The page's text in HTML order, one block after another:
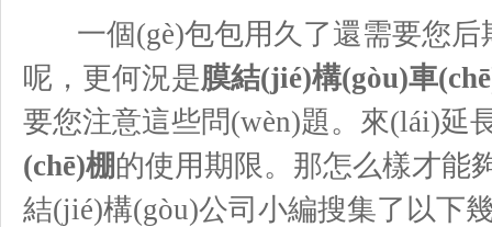
一個(gè)包包用久了還需要您后期
呢，更何況是膜結(jié)構(gòu)車
要您注意這些問(wèn)題。來(lái)延
(chē)棚的使用期限。那怎么樣才
結(jié)構(gòu)公司小編搜集了以下